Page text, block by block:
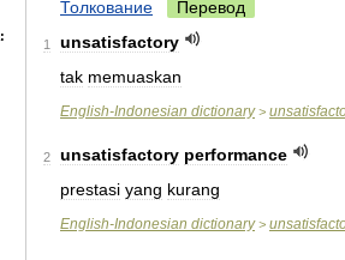
Толкование Перевод
1
unsatisfactory
tak memuaskan
English-Indonesian dictionary>
2 unsatisfactory performance
prestasi yang kurang
English-Indonesian dictionary>